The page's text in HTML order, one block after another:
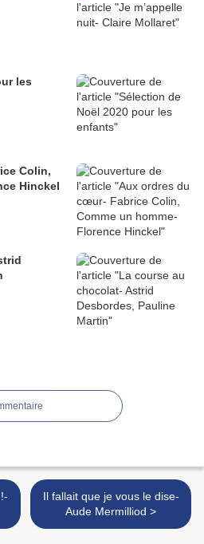
les
Colin,
Hinckel
Il fallait que je vous le dise-
Aude Mermilliod >